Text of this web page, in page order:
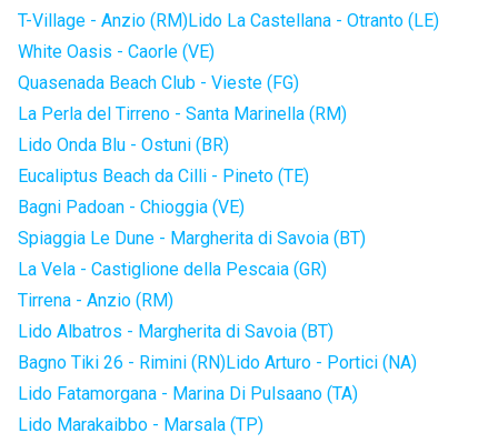
T-Village - Anzio (RM)Lido La Castellana - Otranto (LE)
White Oasis - Caorle (VE)
Quasenada Beach Club - Vieste (FG)
La Perla del Tirreno - Santa Marinella (RM)
Lido Onda Blu - Ostuni (BR)
Eucaliptus Beach da Cilli - Pineto (TE)
Bagni Padoan - Chioggia (VE)
Spiaggia Le Dune - Margherita di Savoia (BT)
La Vela - Castiglione della Pescaia (GR)
Tirrena - Anzio (RM)
Lido Albatros - Margherita di Savoia (BT)
Bagno Tiki 26 - Rimini (RN)Lido Arturo - Portici (NA)
Lido Fatamorgana - Marina Di Pulsaano (TA)
Lido Marakaibbo - Marsala (TP)